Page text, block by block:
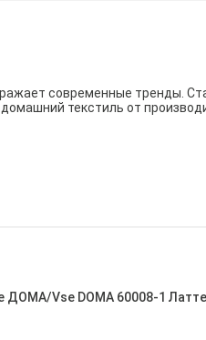
современные тренды.
текстиль от
ДOMA/Vse DOMA 60008-1 Латте